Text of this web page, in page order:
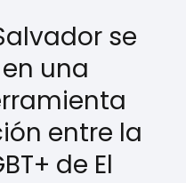
se
una
entre la
de El